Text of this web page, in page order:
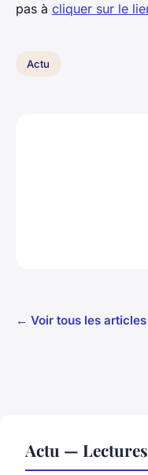
pas à cliquer sur le
Actu
← Voir tous les
Actu —